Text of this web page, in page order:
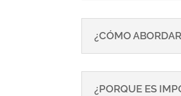
¿CÓMO
¿PORQUE ES